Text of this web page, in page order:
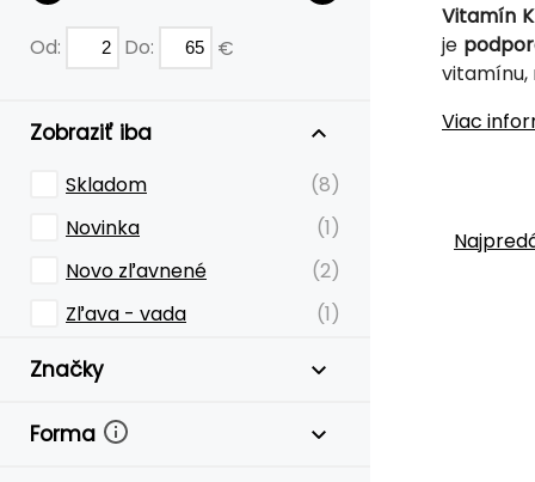
Od: Do: €
Zobraziť iba
Skladom
(8)
Novinka
(1)
Novo zľavnené
(2)
Zľava - vada
(1)
Značky
Forma
Vitamín K
je
vitamínu,
Viac